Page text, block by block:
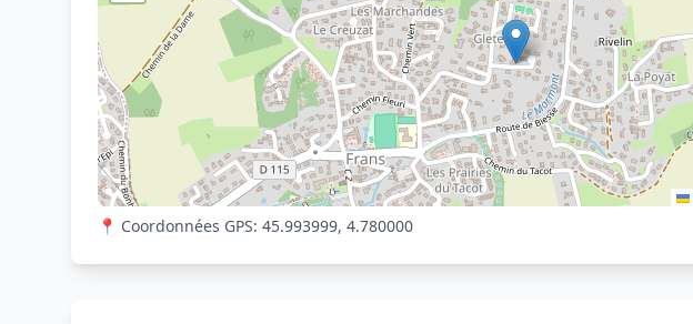
📍 Coordonnées GPS: 45.993999, 4.780000